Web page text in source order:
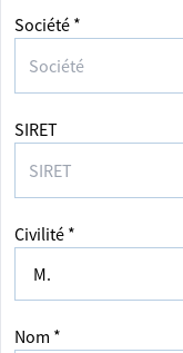
Société *
SIRET
Civilité *
Nom *